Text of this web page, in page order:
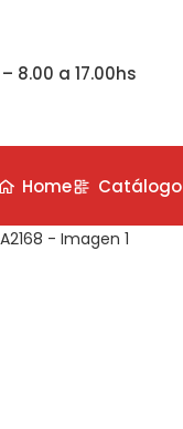
8.00 a 17.00hs
Home Catálogo